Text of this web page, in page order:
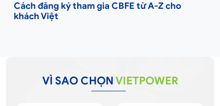
Cách đăng ký tham gia CBFE từ A-Z cho
khách Việt
VÌ SAO CHỌNVIETPOWER